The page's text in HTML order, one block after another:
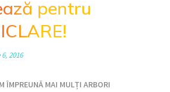
pentru
2016
ÎMPREUNĂ MAI MULȚI ARBORI